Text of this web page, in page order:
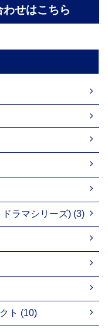
せはこちら
ラマシリーズ) (3)
ト (10)